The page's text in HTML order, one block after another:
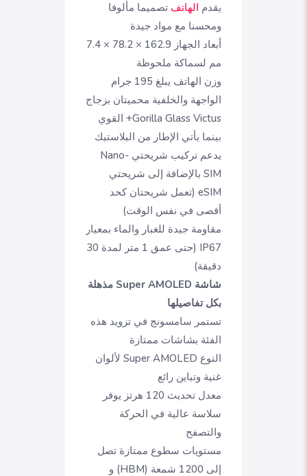
يقدم الهاتف تصميما مألوفا
ومحسنا مع مواد جيدة
أبعاد الجهاز 162.9 × 78.2 × 7.4
مم لسماكة ملحوظة
وزن الهاتف يبلغ 195 جرام
الواجهة والخلفية محميتان بزجاج
Gorilla Glass Victus+ القوي
بينما يأتي الإطار من البلاستيك
يدعم تركيب شريحتي Nano-
SIM بالإضافة إلى شريحتي
eSIM (تعمل شريحتان كحد
أقصى في نفس الوقت)
مقاومة جيدة للغبار والماء بمعيار
IP67 (حتى عمق 1 متر لمدة 30
دقيقة)
شاشة Super AMOLED مذهلة
بكل تفاصيلها
تستمر سامسونج في تزويد هذه
الفئة بشاشات ممتازة
النوع Super AMOLED لألوان
غنية وتباين رائع
معدل تحديث 120 هرتز يوفر
سلاسة عالية في الحركة
والتصفح
مستويات سطوع ممتازة تصل
إلى 1200 شمعة (HBM) و